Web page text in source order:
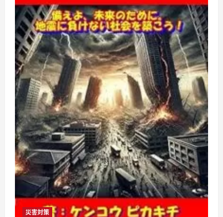
知
っ
て
お
き
た
い
危
険
性
と
対
策
に
つ
い
て
さ
ら
に
読
む
災害対策